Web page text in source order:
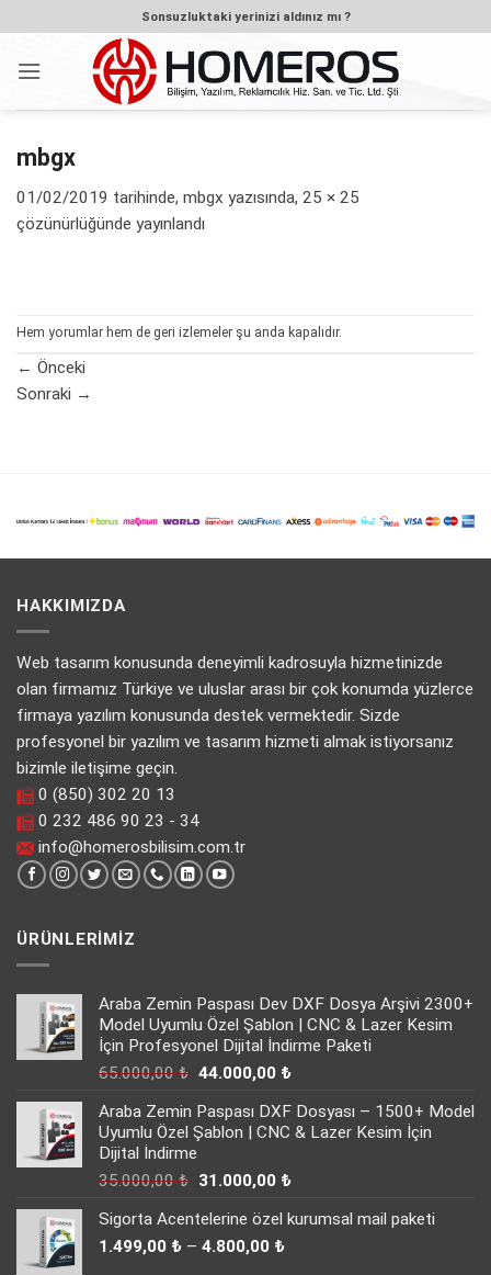
atla
Sonsuzluktaki yerinizi aldınız mı ?
mbgx
01/02/2019 tarihinde, mbgx yazısında, 25 × 25
çözünürlüğünde yayınlandı
Hem yorumlar hem de geri izlemeler şu anda kapalıdır.
← Önceki
Sonraki →
HAKKIMIZDA
Web tasarım konusunda deneyimli kadrosuyla hizmetinizde
olan firmamız Türkiye ve uluslar arası bir çok konumda yüzlerce
firmaya yazılım konusunda destek vermektedir. Sizde
profesyonel bir yazılım ve tasarım hizmeti almak istiyorsanız
bizimle iletişime geçin.
0 (850) 302 20 13
0 232 486 90 23 - 34
info@homerosbilisim.com.tr
ÜRÜNLERIMIZ
Araba Zemin Paspası Dev DXF Dosya Arşivi 2300+
Model Uyumlu Özel Şablon | CNC & Lazer Kesim
İçin Profesyonel Dijital İndirme Paketi
65.000,00₺ Orijinal
65.000,00 ₺.
44.000,00 ₺Şu
fiyat:
44.000,00 ₺.
Araba Zemin Paspası DXF Dosyası – 1500+ Model
Uyumlu Özel Şablon | CNC & Lazer Kesim İçin
Dijital İndirme
35.000,00₺ Orijinal
35.000,00 ₺.
31.000,00 ₺Şu
fiyat:
Sigorta Acentelerine özel kurumsal mail paketi
1.499,00 ₺ – 4.800,00 ₺